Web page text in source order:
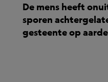
De mens heeft
sporen
gesteente op